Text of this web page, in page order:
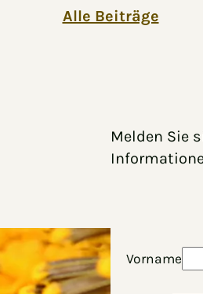
Alle Beiträge
Melden Sie
Vorname